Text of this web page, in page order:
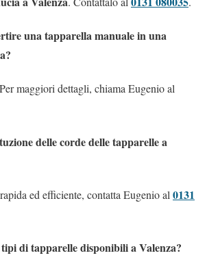
una tapparella manuale in una
maggiori dettagli, chiama Eugenio al
delle corde delle tapparelle a
ed efficiente, contatta Eugenio al 0131
di tapparelle disponibili a Valenza?